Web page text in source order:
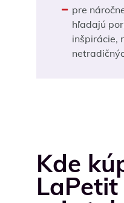
pre
hľadajú
inšpirácie,
Kde
LaPetit